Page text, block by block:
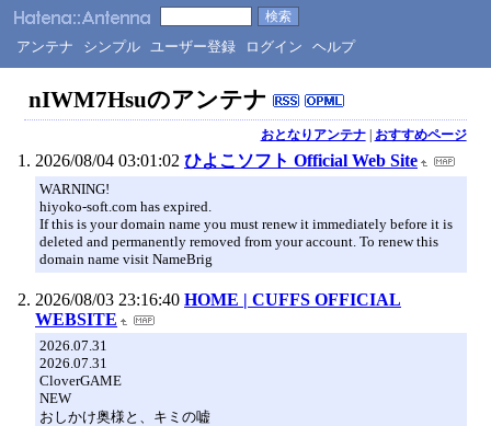
アンテナ シンプル ユーザー登録 ログイン ヘルプ
nIWM7Hsuのアンテナ
おとなりアンテナ| おすすめページ
2026/08/04 03:01:02 ひよこソフト Official Web Site
WARNING!
hiyoko-soft.com has expired.
If this is your domain name you must renew it immediately before it is
deleted and permanently removed from your account. To renew this
domain name visit NameBrig
2026/08/03 23:16:40 HOME | CUFFS OFFICIAL
WEBSITE
2026.07.31
2026.07.31
CloverGAME
NEW
おしかけ奥様と、キミの嘘